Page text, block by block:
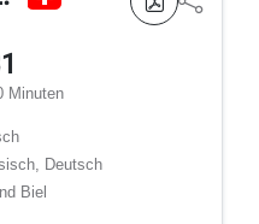
Minuten
Deutsch
Biel